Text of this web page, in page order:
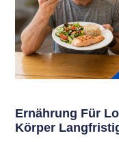
Ernährung Für
Körper